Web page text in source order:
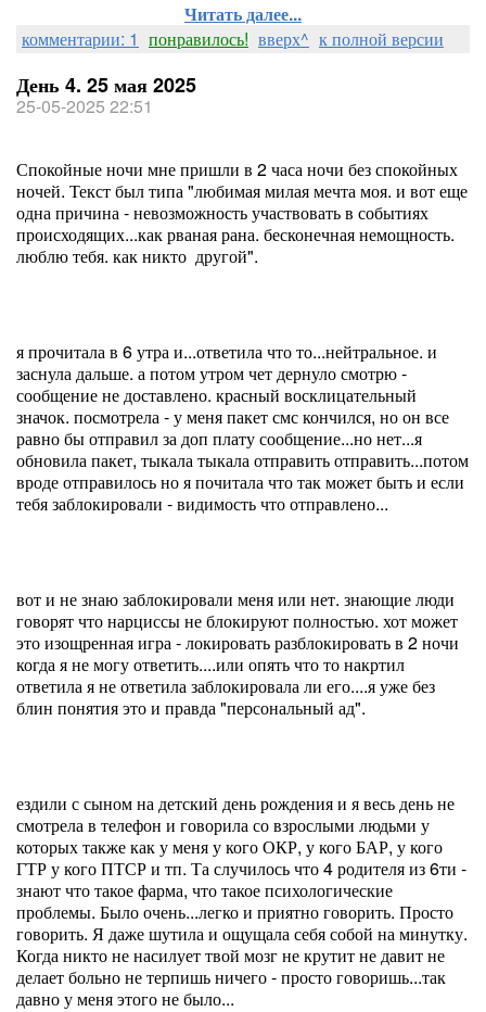
Читать далее...
комментарии: 1 понравилось! вверх^ к полной версии
День 4. 25 мая 2025
25-05-2025 22:51
Спокойные ночи мне пришли в 2 часа ночи без спокойных
ночей. Текст был типа "любимая милая мечта моя. и вот еще
одна причина - невозможность участвовать в событиях
происходящих...как рваная рана. бесконечная немощность.
люблю тебя. как никто другой".
я прочитала в 6 утра и...ответила что то...нейтральное. и
заснула дальше. а потом утром чет дернуло смотрю -
сообщение не доставлено. красный восклицательный
значок. посмотрела - у меня пакет смс кончился, но он все
равно бы отправил за доп плату сообщение...но нет...я
обновила пакет, тыкала тыкала отправить отправить...потом
вроде отправилось но я почитала что так может быть и если
тебя заблокировали - видимость что отправлено...
вот и не знаю заблокировали меня или нет. знающие люди
говорят что нарциссы не блокируют полностью. хот может
это изощренная игра - локировать разблокировать в 2 ночи
когда я не могу ответить....или опять что то накртил
ответила я не ответила заблокировала ли его....я уже без
блин понятия это и правда "персональный ад".
ездили с сыном на детский день рождения и я весь день не
смотрела в телефон и говорила со взрослыми людьми у
которых также как у меня у кого ОКР, у кого БАР, у кого
ГТР у кого ПТСР и тп. Та случилось что 4 родителя из 6ти -
знают что такое фарма, что такое психологические
проблемы. Было очень...легко и приятно говорить. Просто
говорить. Я даже шутила и ощущала себя собой на минутку.
Когда никто не насилует твой мозг не крутит не давит не
делает больно не терпишь ничего - просто говоришь...так
давно у меня этого не было...